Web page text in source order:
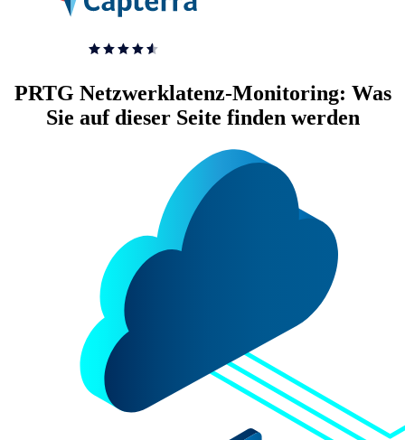
PRTG Netzwerklatenz-Monitoring: Was
Sie auf dieser Seite finden werden